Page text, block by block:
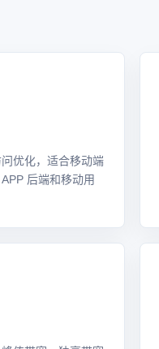
优化，适合移动端
后端和移动用